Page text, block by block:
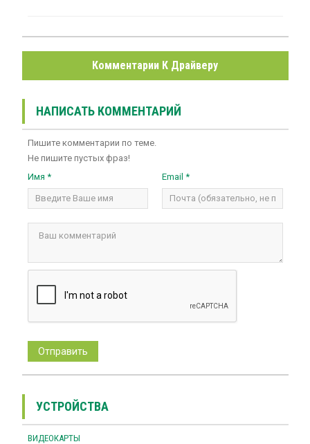
Комментарии К Драйверу
НАПИСАТЬ КОММЕНТАРИЙ
Пишите комментарии по теме.
Не пишите пустых фраз!
Имя *
Email *
УСТРОЙСТВА
ВИДЕОКАРТЫ